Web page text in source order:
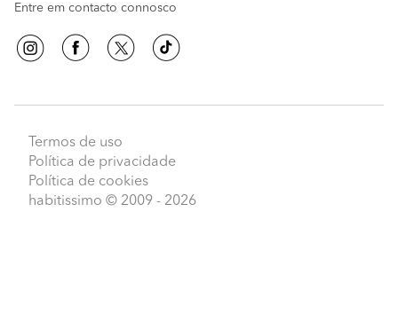
Entre em contacto connosco
Termos de uso
Política de privacidade
Política de cookies
habitissimo © 2009 - 2026